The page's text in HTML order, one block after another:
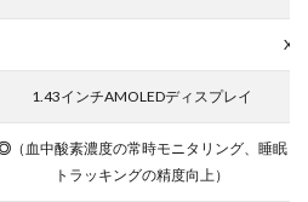
1.43インチAMOLEDディスプレイ
（血中酸素濃度の常時モニタリング、睡眠
トラッキングの精度向上）